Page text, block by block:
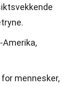
Amerika,
mennesker,